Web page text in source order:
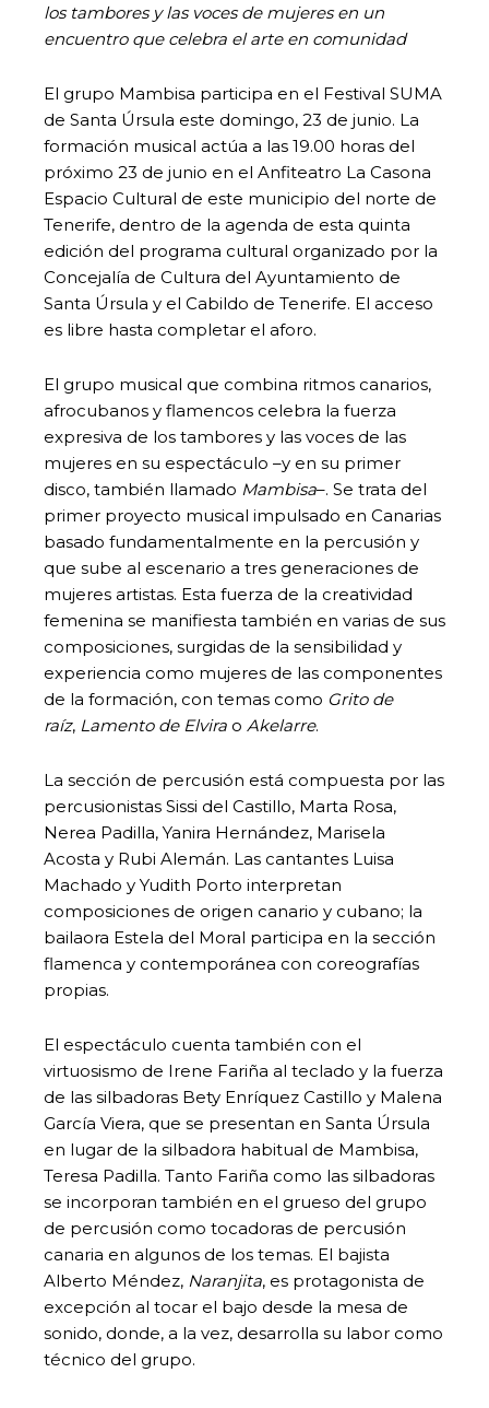
los tambores y las voces de mujeres en un
encuentro que celebra el arte en comunidad
El grupo Mambisa participa en el Festival SUMA
de Santa Úrsula este domingo, 23 de junio. La
formación musical actúa a las 19.00 horas del
próximo 23 de junio en el Anfiteatro La Casona
Espacio Cultural de este municipio del norte de
Tenerife, dentro de la agenda de esta quinta
edición del programa cultural organizado por la
Concejalía de Cultura del Ayuntamiento de
Santa Úrsula y el Cabildo de Tenerife. El acceso
es libre hasta completar el aforo.
El grupo musical que combina ritmos canarios,
afrocubanos y flamencos celebra la fuerza
expresiva de los tambores y las voces de las
mujeres en su espectáculo –y en su primer
disco, también llamado Mambisa–. Se trata del
primer proyecto musical impulsado en Canarias
basado fundamentalmente en la percusión y
que sube al escenario a tres generaciones de
mujeres artistas. Esta fuerza de la creatividad
femenina se manifiesta también en varias de sus
composiciones, surgidas de la sensibilidad y
experiencia como mujeres de las componentes
de la formación, con temas como Grito de
raíz, Lamento de Elvira o Akelarre.
La sección de percusión está compuesta por las
percusionistas Sissi del Castillo, Marta Rosa,
Nerea Padilla, Yanira Hernández, Marisela
Acosta y Rubi Alemán. Las cantantes Luisa
Machado y Yudith Porto interpretan
composiciones de origen canario y cubano; la
bailaora Estela del Moral participa en la sección
flamenca y contemporánea con coreografías
propias.
El espectáculo cuenta también con el
virtuosismo de Irene Fariña al teclado y la fuerza
de las silbadoras Bety Enríquez Castillo y Malena
García Viera, que se presentan en Santa Úrsula
en lugar de la silbadora habitual de Mambisa,
Teresa Padilla. Tanto Fariña como las silbadoras
se incorporan también en el grueso del grupo
de percusión como tocadoras de percusión
canaria en algunos de los temas. El bajista
Alberto Méndez, Naranjita, es protagonista de
excepción al tocar el bajo desde la mesa de
sonido, donde, a la vez, desarrolla su labor como
técnico del grupo.